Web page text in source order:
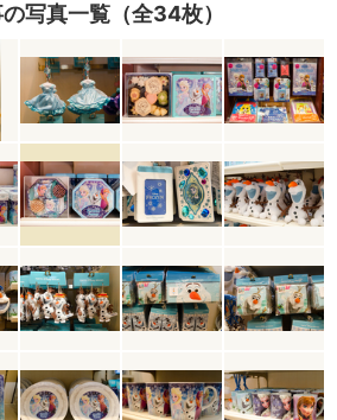
写真一覧（全34枚）